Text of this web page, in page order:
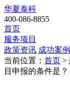
华夏泰科
400-086-8855
首页
服务项目
政策资讯 成功案例
当前位置： 首页 >
目申报的条件是？